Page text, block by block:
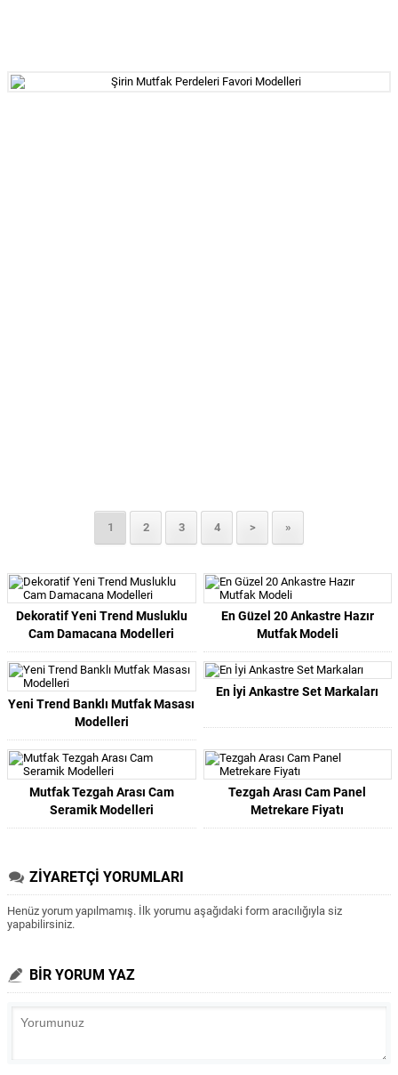
1 2 3 4 > »
Dekoratif Yeni Trend Musluklu
Cam Damacana Modelleri
En Güzel 20 Ankastre Hazır
Mutfak Modeli
Yeni Trend Banklı Mutfak Masası
Modelleri
En İyi Ankastre Set Markaları
Mutfak Tezgah Arası Cam
Seramik Modelleri
Tezgah Arası Cam Panel
Metrekare Fiyatı
ZİYARETÇİ YORUMLARI
Henüz yorum yapılmamış. İlk yorumu aşağıdaki form aracılığıyla siz
yapabilirsiniz.
BİR YORUM YAZ